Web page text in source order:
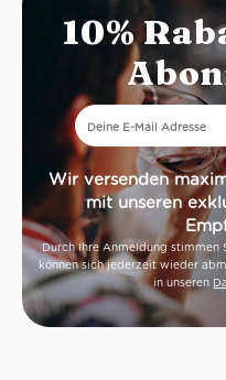
10%
Wir versenden
mit unseren
Durch Ihre Anmeldung stimmen
können sich jederzeit wieder
in unseren